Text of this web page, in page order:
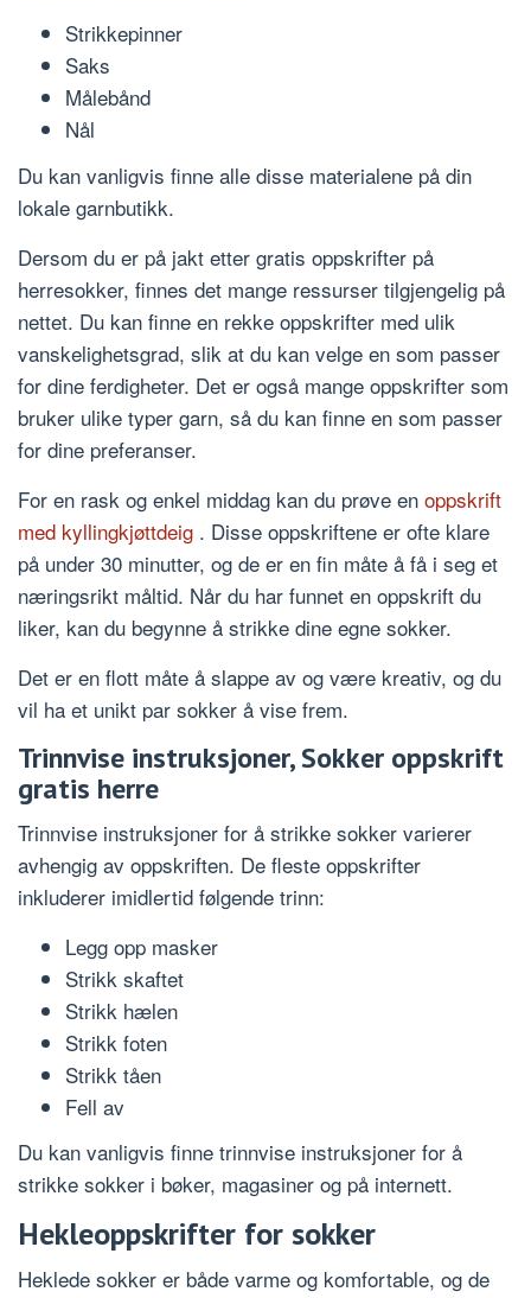
Strikkepinner
Saks
Målebånd
Nål
Du kan vanligvis finne alle disse materialene på din
lokale garnbutikk.
Dersom du er på jakt etter gratis oppskrifter på
herresokker, finnes det mange ressurser tilgjengelig på
nettet. Du kan finne en rekke oppskrifter med ulik
vanskelighetsgrad, slik at du kan velge en som passer
for dine ferdigheter. Det er også mange oppskrifter som
bruker ulike typer garn, så du kan finne en som passer
for dine preferanser.
For en rask og enkel middag kan du prøve en oppskrift
med kyllingkjøttdeig . Disse oppskriftene er ofte klare
på under 30 minutter, og de er en fin måte å få i seg et
næringsrikt måltid. Når du har funnet en oppskrift du
liker, kan du begynne å strikke dine egne sokker.
Det er en flott måte å slappe av og være kreativ, og du
vil ha et unikt par sokker å vise frem.
Trinnvise instruksjoner, Sokker oppskrift
gratis herre
Trinnvise instruksjoner for å strikke sokker varierer
avhengig av oppskriften. De fleste oppskrifter
inkluderer imidlertid følgende trinn:
Legg opp masker
Strikk skaftet
Strikk hælen
Strikk foten
Strikk tåen
Fell av
Du kan vanligvis finne trinnvise instruksjoner for å
strikke sokker i bøker, magasiner og på internett.
Hekleoppskrifter for sokker
Heklede sokker er både varme og komfortable, og de